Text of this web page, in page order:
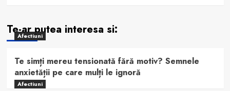
Te-ar putea interesa si:
Afectiuni
Te simți mereu tensionată fără motiv? Semnele
anxietății pe care mulți le ignoră
Afectiuni